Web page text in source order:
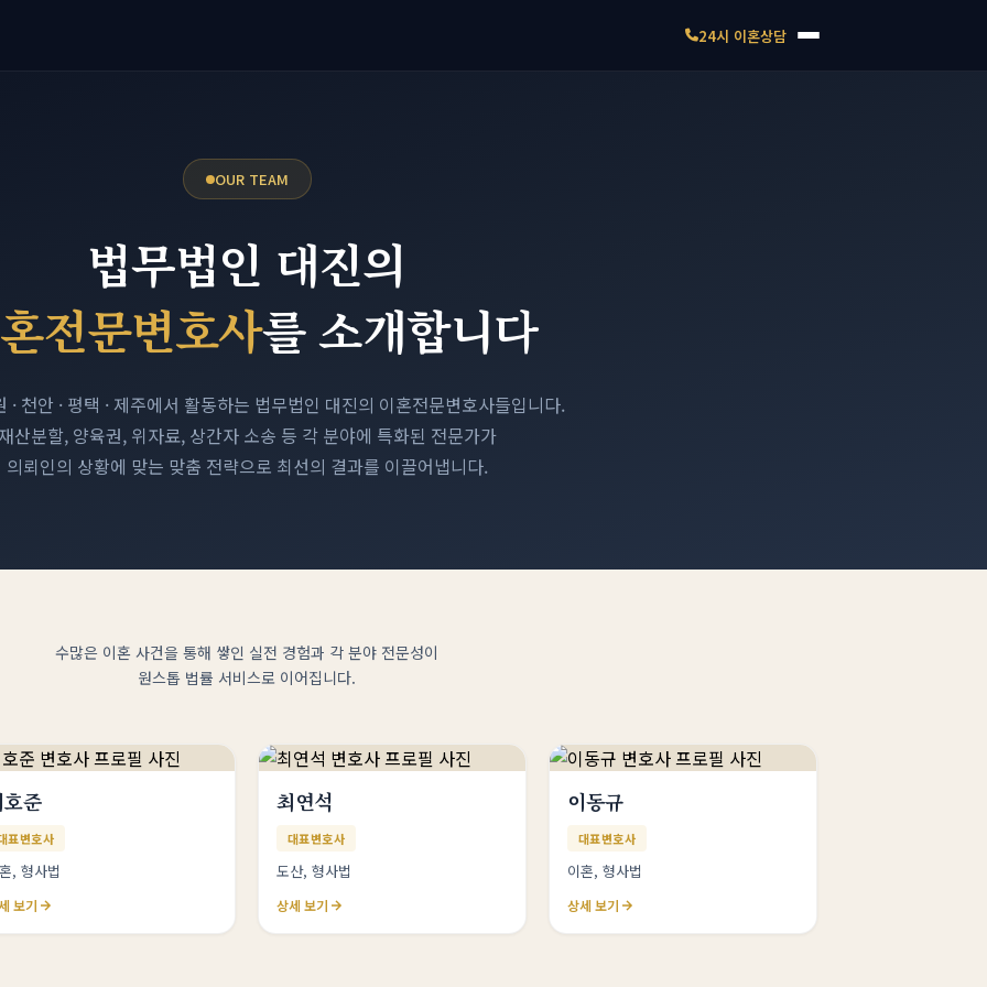
24시 이혼상담
OUR TEAM
법무법인 대진의
전문변호사를 소개합니다
· 천안 · 평택 · 제주에서 활동하는 법무법인 대진의 이혼전문변호사들입니다.
산분할, 양육권, 위자료, 상간자 소송 등 각 분야에 특화된 전문가가
의뢰인의 상황에 맞는 맞춤 전략으로 최선의 결과를 이끌어냅니다.
수많은 이혼 사건을 통해 쌓인 실전 경험과 각 분야 전문성이
원스톱 법률 서비스로 이어집니다.
준
표변호사
, 형사법
보기
최연석
대표변호사
도산, 형사법
상세 보기
이동규
대표변호사
이혼, 형사법
상세 보기